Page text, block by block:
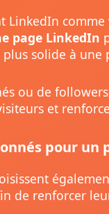
LinkedIn
page LinkedIn
plus solide à une
ou de
et
pour un
de renforcer